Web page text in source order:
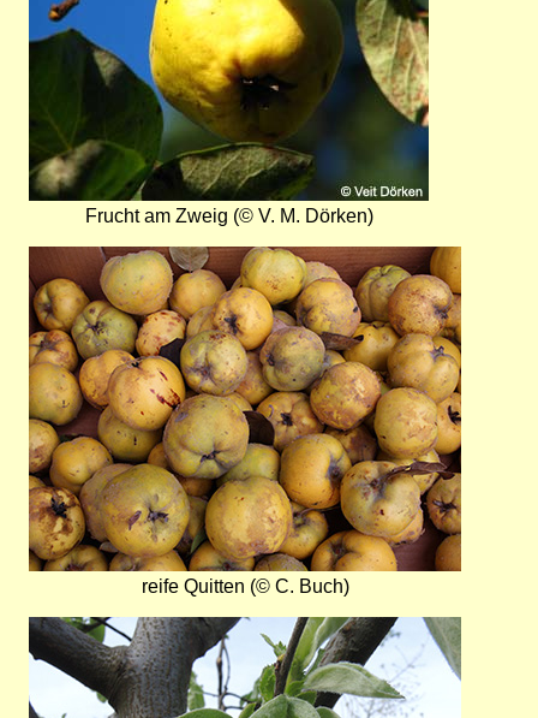
Frucht am Zweig (© V. M. Dörken)
reife Quitten (© C. Buch)
Bild